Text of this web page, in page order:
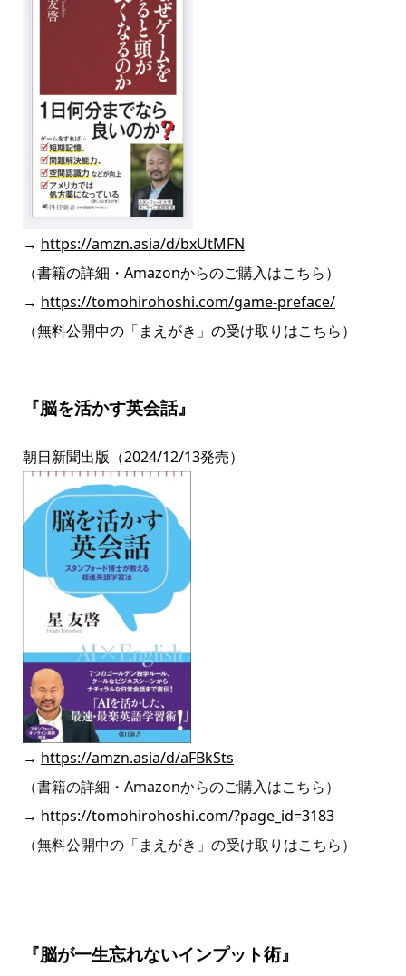
→ https://amzn.asia/d/bxUtMFN
（書籍の詳細・Amazonからのご購入はこちら）
→ https://tomohirohoshi.com/game-preface/
（無料公開中の「まえがき」の受け取りはこちら）
『脳を活かす英会話』
朝日新聞出版（2024/12/13発売）
→ https://amzn.asia/d/aFBkSts
（書籍の詳細・Amazonからのご購入はこちら）
→ https://tomohirohoshi.com/?page_id=3183
（無料公開中の「まえがき」の受け取りはこちら）
『脳が一生忘れないインプット術』